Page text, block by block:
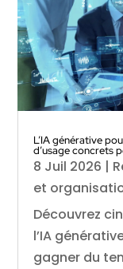
L’IA générative
d’usage concrets
8 Juil 2026 |
et
Découvrez
l’IA
gagner du